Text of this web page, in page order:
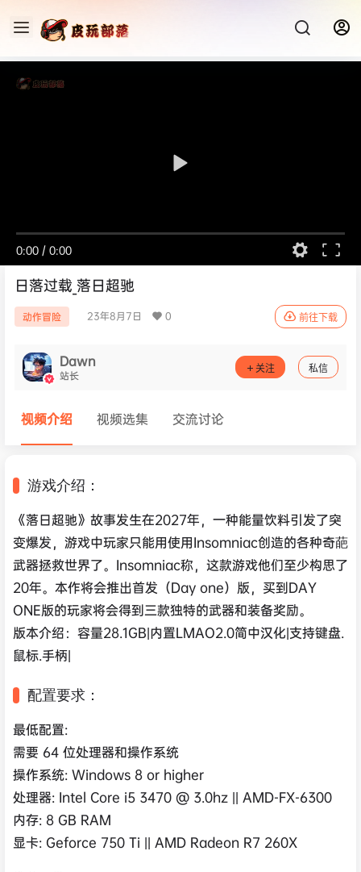
0:00 / 0:00
日落过载_落日超驰
动作冒险 23年8月7日 0 前往下载
Dawn
站长 关注 私信
视频介绍 视频选集 交流讨论
游戏介绍：
《落日超驰》故事发生在2027年，一种能量饮料引发了突
变爆发，游戏中玩家只能用使用Insomniac创造的各种奇葩
武器拯救世界了。Insomniac称，这款游戏他们至少构思了
20年。本作将会推出首发（Day one）版，买到DAY
ONE版的玩家将会得到三款独特的武器和装备奖励。
版本介绍：容量28.1GB|内置LMAO2.0简中汉化|支持键盘.
鼠标.手柄|
配置要求：
最低配置:
需要 64 位处理器和操作系统
操作系统: Windows 8 or higher
处理器: Intel Core i5 3470 @ 3.0hz || AMD-FX-6300
内存: 8 GB RAM
显卡: Geforce 750 Ti || AMD Radeon R7 260X